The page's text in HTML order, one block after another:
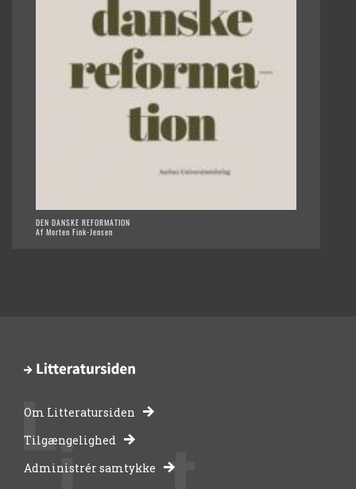
DEN DANSKE REFORMATION
Af Morten Fink-Jensen
-
bibliotekernes
Om Litteratursiden
Tilgængelighed
Administrér samtykke